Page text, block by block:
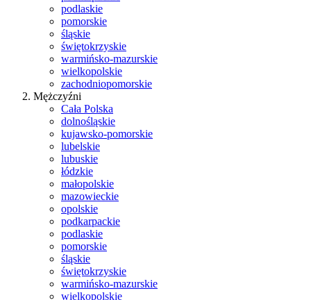
podlaskie
pomorskie
śląskie
świętokrzyskie
warmińsko-mazurskie
wielkopolskie
zachodniopomorskie
Mężczyźni
Cała Polska
dolnośląskie
kujawsko-pomorskie
lubelskie
lubuskie
łódzkie
małopolskie
mazowieckie
opolskie
podkarpackie
podlaskie
pomorskie
śląskie
świętokrzyskie
warmińsko-mazurskie
wielkopolskie